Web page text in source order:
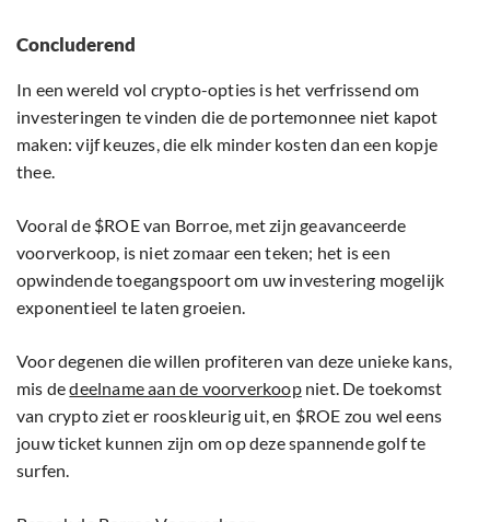
Concluderend
In een wereld vol crypto-opties is het verfrissend om
investeringen te vinden die de portemonnee niet kapot
maken: vijf keuzes, die elk minder kosten dan een kopje
thee.
Vooral de $ROE van Borroe, met zijn geavanceerde
voorverkoop, is niet zomaar een teken; het is een
opwindende toegangspoort om uw investering mogelijk
exponentieel te laten groeien.
Voor degenen die willen profiteren van deze unieke kans,
mis dedeelname aan de voorverkoopniet. De toekomst
van crypto ziet er rooskleurig uit, en $ROE zou wel eens
jouw ticket kunnen zijn om op deze spannende golf te
surfen.